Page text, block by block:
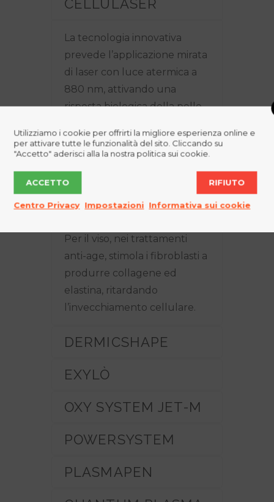
CELLULASER
La tecnologia innovativa
prevede l’applicazione mirata
di laser con luce atermica a
880 nm, attivando una
risposta biologica della pelle.
Stimola l’apparato circolatorio
venoso, arterioso e linfatico su
tutto il corpo. Riduce gli
inestetismi della cellulite e
rassoda i tessuti.
Per il viso, nei trattamenti
anti-age, stimola i fibroblasti a
produrre collagene ed
elastina, ritardando
l’invecchiamento cellulare.
DERMICSHAPE
EXYLÒ
OXY SYSTEM JET-M
POWERSYSTEM
PLASMAPEN
Utilizziamo i cookie per offrirti la migliore esperienza online e
per attivare tutte le funzionalità del sito. Cliccando su
"Accetto" aderisci alla la nostra politica sui cookie.
ACCETTO RIFIUTO
Centro Privacy Impostazioni Informativa sui cookie